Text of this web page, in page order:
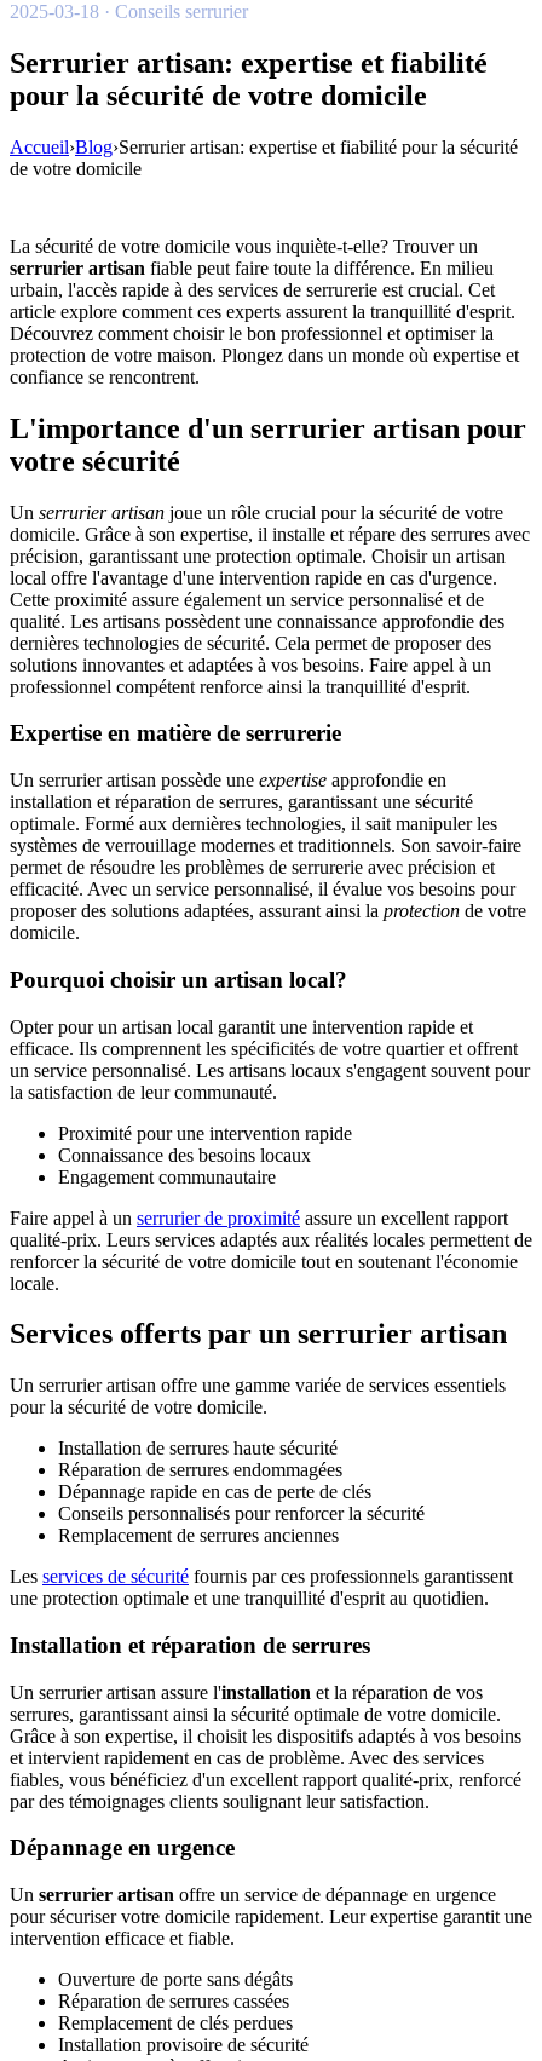
2025-03-18 · Conseils serrurier
Serrurier artisan: expertise et fiabilité
pour la sécurité de votre domicile
Accueil›Blog›Serrurier artisan: expertise et fiabilité pour la sécurité
de votre domicile
La sécurité de votre domicile vous inquiète-t-elle? Trouver un
serrurier artisan fiable peut faire toute la différence. En milieu
urbain, l'accès rapide à des services de serrurerie est crucial. Cet
article explore comment ces experts assurent la tranquillité d'esprit.
Découvrez comment choisir le bon professionnel et optimiser la
protection de votre maison. Plongez dans un monde où expertise et
confiance se rencontrent.
L'importance d'un serrurier artisan pour
votre sécurité
Un serrurier artisan joue un rôle crucial pour la sécurité de votre
domicile. Grâce à son expertise, il installe et répare des serrures avec
précision, garantissant une protection optimale. Choisir un artisan
local offre l'avantage d'une intervention rapide en cas d'urgence.
Cette proximité assure également un service personnalisé et de
qualité. Les artisans possèdent une connaissance approfondie des
dernières technologies de sécurité. Cela permet de proposer des
solutions innovantes et adaptées à vos besoins. Faire appel à un
professionnel compétent renforce ainsi la tranquillité d'esprit.
Expertise en matière de serrurerie
Un serrurier artisan possède une expertise approfondie en
installation et réparation de serrures, garantissant une sécurité
optimale. Formé aux dernières technologies, il sait manipuler les
systèmes de verrouillage modernes et traditionnels. Son savoir-faire
permet de résoudre les problèmes de serrurerie avec précision et
efficacité. Avec un service personnalisé, il évalue vos besoins pour
proposer des solutions adaptées, assurant ainsi la protection de votre
domicile.
Pourquoi choisir un artisan local?
Opter pour un artisan local garantit une intervention rapide et
efficace. Ils comprennent les spécificités de votre quartier et offrent
un service personnalisé. Les artisans locaux s'engagent souvent pour
la satisfaction de leur communauté.
Proximité pour une intervention rapide
Connaissance des besoins locaux
Engagement communautaire
Faire appel à un serrurier de proximité assure un excellent rapport
qualité-prix. Leurs services adaptés aux réalités locales permettent de
renforcer la sécurité de votre domicile tout en soutenant l'économie
locale.
Services offerts par un serrurier artisan
Un serrurier artisan offre une gamme variée de services essentiels
pour la sécurité de votre domicile.
Installation de serrures haute sécurité
Réparation de serrures endommagées
Dépannage rapide en cas de perte de clés
Conseils personnalisés pour renforcer la sécurité
Remplacement de serrures anciennes
Les services de sécurité fournis par ces professionnels garantissent
une protection optimale et une tranquillité d'esprit au quotidien.
Installation et réparation de serrures
Un serrurier artisan assure l'installation et la réparation de vos
serrures, garantissant ainsi la sécurité optimale de votre domicile.
Grâce à son expertise, il choisit les dispositifs adaptés à vos besoins
et intervient rapidement en cas de problème. Avec des services
fiables, vous bénéficiez d'un excellent rapport qualité-prix, renforcé
par des témoignages clients soulignant leur satisfaction.
Dépannage en urgence
Un serrurier artisan offre un service de dépannage en urgence
pour sécuriser votre domicile rapidement. Leur expertise garantit une
intervention efficace et fiable.
Ouverture de porte sans dégâts
Réparation de serrures cassées
Remplacement de clés perdues
Installation provisoire de sécurité